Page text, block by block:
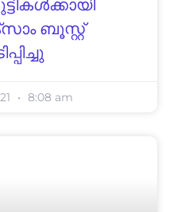
ബൂസ്റ്റ്
8:08 am